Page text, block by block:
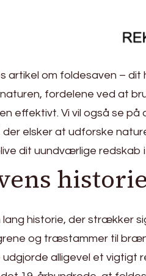
artikel om foldesaven –
fordelene ved at
effektivt. Vi vil også se
elsker at udforske
dit uundværlige redskab
historie
lang historie, der strækker
og træstammer til
alligevel et vigtigt